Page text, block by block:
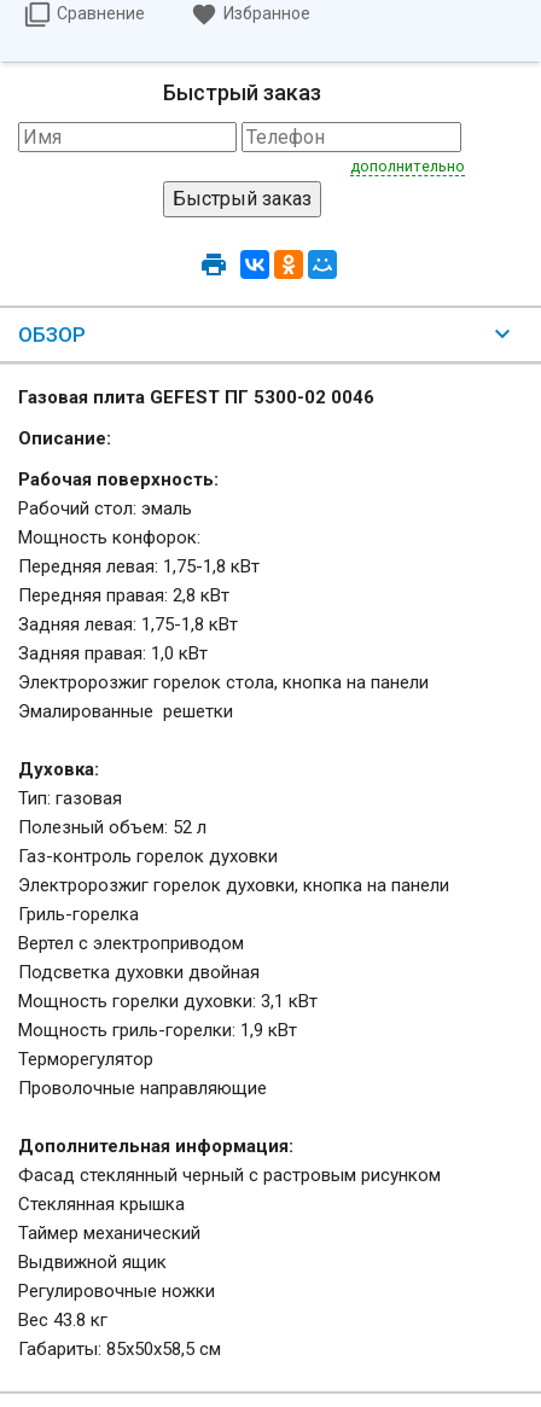
Сравнение Избранное
Быстрый заказ
дополнительно
ОБЗОР
Газовая плита GEFEST ПГ 5300-02 0046
Описание:
Рабочая поверхность:
Рабочий стол: эмаль
Мощность конфорок:
Передняя левая: 1,75-1,8 кВт
Передняя правая: 2,8 кВт
Задняя левая: 1,75-1,8 кВт
Задняя правая: 1,0 кВт
Электророзжиг горелок стола, кнопка на панели
Эмалированные решетки
Духовка:
Тип: газовая
Полезный объем: 52 л
Газ-контроль горелок духовки
Электророзжиг горелок духовки, кнопка на панели
Гриль-горелка
Вертел с электроприводом
Подсветка духовки двойная
Мощность горелки духовки: 3,1 кВт
Мощность гриль-горелки: 1,9 кВт
Терморегулятор
Проволочные направляющие
Дополнительная информация:
Фасад стеклянный черный с растровым рисунком
Стеклянная крышка
Таймер механический
Выдвижной ящик
Регулировочные ножки
Вес 43.8 кг
Габариты: 85х50х58,5 см